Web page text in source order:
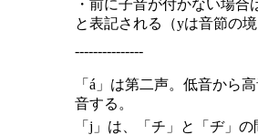
・前に子音が付かない場合
と表記される（yは音節の境
---------------
「á」は第二声。低音から
音する。
「j」は、「チ」と「ヂ」